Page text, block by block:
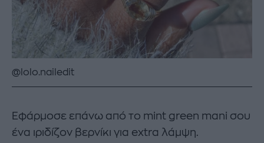
@lolo.nailedit
Εφάρμοσε επάνω από το mint green mani σου
ένα ιριδίζον βερνίκι για extra λάμψη.